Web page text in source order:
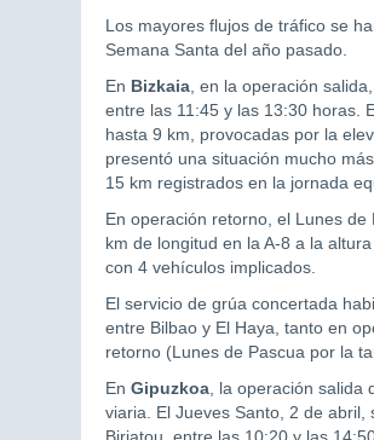
Los mayores flujos de tráfico se
Semana Santa del año pasado.
En Bizkaia , en la operación
entre las 11:45 y las 13:30 horas.
hasta 9 km, provocadas por la
presentó una situación mucho
15 km registrados en la jornada
En operación retorno, el Lunes
km de longitud en la A-8 a la
con 4 vehículos implicados.
El servicio de grúa concertada
entre Bilbao y El Haya, tanto en
retorno (Lunes de Pascua por la
En Gipuzkoa , la operación
viaria. El Jueves Santo, 2 de